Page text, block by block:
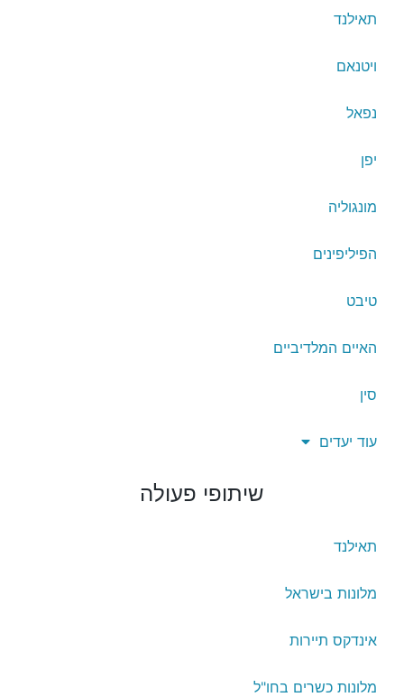
תאילנד
ויטנאם
נפאל
יפן
מונגוליה
הפיליפינים
טיבט
האיים המלדיביים
סין
עוד יעדים
שיתופי פעולה
תאילנד
מלונות בישראל
אינדקס תיירות
מלונות כשרים בחו"ל